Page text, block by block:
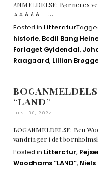
ANMELDELSE:
✮✮✮✮✮ …
Posted in Litteratur
historie, Bodil Bang
Forlaget Gyldendal,
Raagaard, Lillian
“LAND”
JUNI 30, 2024
BOGANMELDELSE: Ben
vandringer i det
Posted in Litteratur,
Woodhams “LAND”, Niels